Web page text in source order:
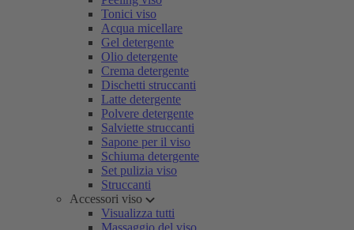
Tonici viso
Acqua micellare
Gel detergente
Olio detergente
Crema detergente
Dischetti struccanti
Latte detergente
Polvere detergente
Salviette struccanti
Sapone per il viso
Schiuma detergente
Set pulizia viso
Struccanti
Accessori viso
Visualizza tutti
Massaggio del viso